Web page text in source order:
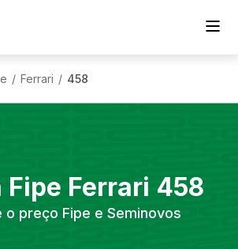
/ Ferrari / 458
Fipe Ferrari 458
o preço Fipe e Seminovos